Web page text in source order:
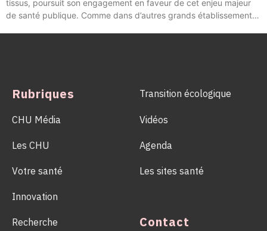
tissus, poursuit son engagement en faveur de cet enjeu majeur
de santé publique. Comme dans d’autres grands établissements
Rubriques
CHU Média
Les CHU
Votre santé
Innovation
Recherche
Transition écologique
Vidéos
Agenda
Les sites santé
Contact